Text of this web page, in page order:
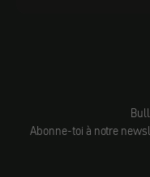
Abonne-toi à notre